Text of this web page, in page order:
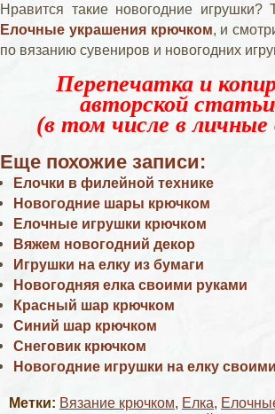
Нравится такие новогодние игрушки?
Елочные украшения крючком, и
по вязанию сувениров и новогодних
Перепечатка и
авторской
(в том числе в личные
Еще похожие записи:
Елочки в филейной технике
Новогодние шары крючком
Елочные игрушки крючком
Вяжем новогодний декор
Игрушки на елку из бумаги
Новогодняя елка своими руками
Красный шар крючком
Синий шар крючком
Снеговик крючком
Новогодние игрушки на елку
Метки: Вязание крючком, Елка,